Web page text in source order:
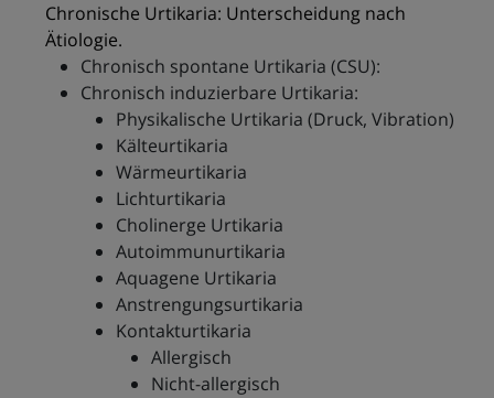
Chronische Urtikaria: Unterscheidung nach
Ätiologie.
Chronisch spontane Urtikaria (CSU):
Chronisch induzierbare Urtikaria:
Physikalische Urtikaria (Druck, Vibration)
Kälteurtikaria
Wärmeurtikaria
Lichturtikaria
Cholinerge Urtikaria
Autoimmunurtikaria
Aquagene Urtikaria
Anstrengungsurtikaria
Kontakturtikaria
Allergisch
Nicht-allergisch